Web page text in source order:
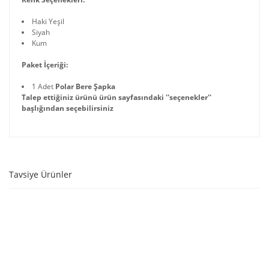
Haki Yeşil
Siyah
Kum
Paket İçeriği:
1 Adet Polar Bere Şapka
Talep ettiğiniz ürünü ürün sayfasındaki ''seçenekler''
başlığından seçebilirsiniz
Tavsiye Ürünler